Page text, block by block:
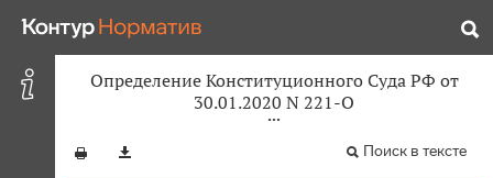
Определение Конституционного Суда РФ от
30.01.2020 N 221-О
Поиск в тексте